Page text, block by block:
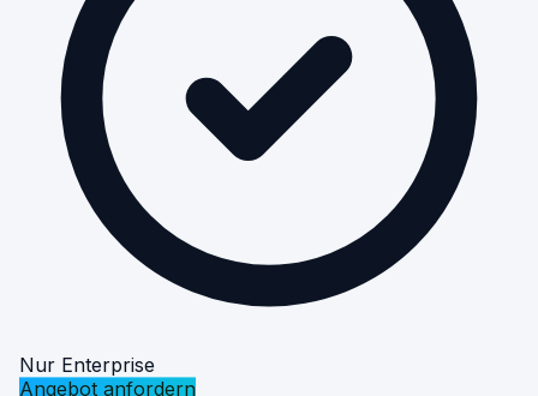
Nur Enterprise
Angebot anfordern